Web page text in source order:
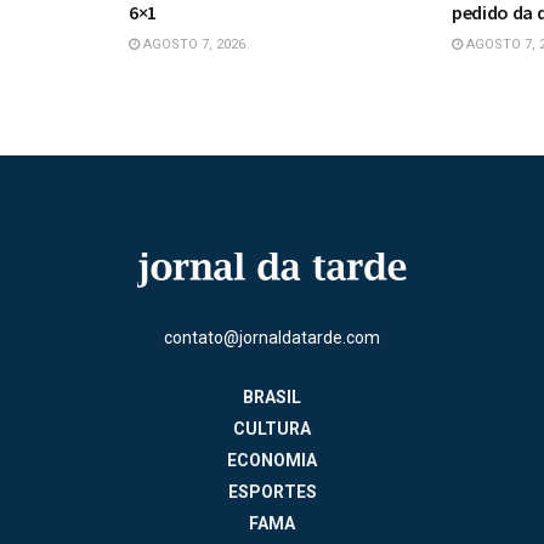
6×1
AGOSTO 7, 2026
pedido da
AGOSTO 7,
contato@jornaldatarde.com
BRASIL
CULTURA
ECONOMIA
ESPORTES
FAMA